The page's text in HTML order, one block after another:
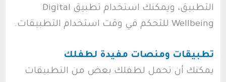
التطبيق، ويمكنك استخدام تطبيق Digital
Wellbeing للتحكم في وقت استخدام التطبيقات.
تطبيقات ومنصات مفيدة لطفلك
يمكنك أن تحمل لطفلك بعض من التطبيقات